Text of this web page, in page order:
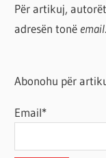
Për artikuj,
adresën tonë
Abonohu për
Email*